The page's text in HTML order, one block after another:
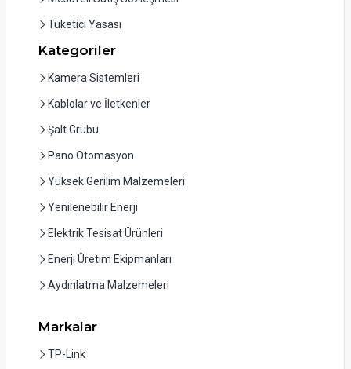
Tüketici Yasası
Kategoriler
Kamera Sistemleri
Kablolar ve İletkenler
Şalt Grubu
Pano Otomasyon
Yüksek Gerilim Malzemeleri
Yenilenebilir Enerji
Elektrik Tesisat Ürünleri
Enerji Üretim Ekipmanları
Aydınlatma Malzemeleri
Markalar
TP-Link